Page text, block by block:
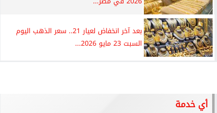
بعد آخر انخفاض لعيار 21.. سعر الذهب اليوم
السبت 23 مايو 2026...
أي خدمة